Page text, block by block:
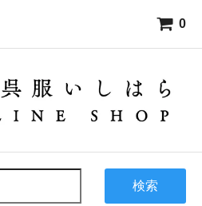
0
検索